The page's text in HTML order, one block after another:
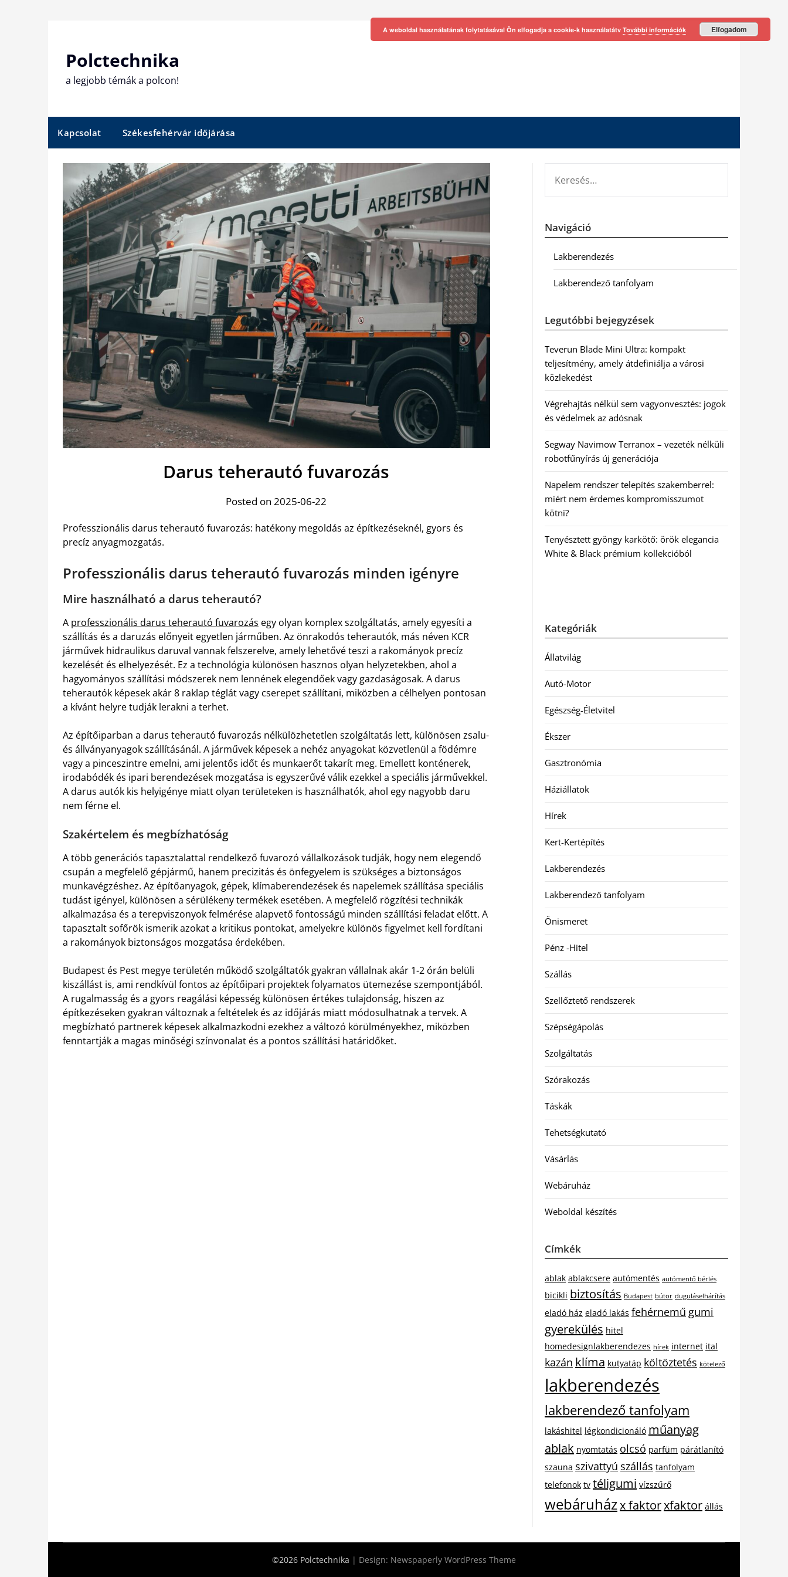
Polctechnika
a legjobb témák a polcon!
Kapcsolat Székesfehérvár időjárása
Darus teherautó fuvarozás
Posted on 2025-06-22
Professzionális darus teherautó fuvarozás: hatékony megoldás az építkezéseknél, gyors és
precíz anyagmozgatás.
Professzionális darus teherautó fuvarozás minden igényre
Mire használható a darus teherautó?
A professzionális darus teherautó fuvarozás egy olyan komplex szolgáltatás, amely egyesíti a
szállítás és a daruzás előnyeit egyetlen járműben. Az önrakodós teherautók, más néven KCR
járművek hidraulikus daruval vannak felszerelve, amely lehetővé teszi a rakományok precíz
kezelését és elhelyezését. Ez a technológia különösen hasznos olyan helyzetekben, ahol a
hagyományos szállítási módszerek nem lennének elegendőek vagy gazdaságosak. A darus
teherautók képesek akár 8 raklap téglát vagy cserepet szállítani, miközben a célhelyen pontosan
a kívánt helyre tudják lerakni a terhet.
Az építőiparban a darus teherautó fuvarozás nélkülözhetetlen szolgáltatás lett, különösen zsalu-
és állványanyagok szállításánál. A járművek képesek a nehéz anyagokat közvetlenül a födémre
vagy a pinceszintre emelni, ami jelentős időt és munkaerőt takarít meg. Emellett konténerek,
irodabódék és ipari berendezések mozgatása is egyszerűvé válik ezekkel a speciális járművekkel.
A darus autók kis helyigénye miatt olyan területeken is használhatók, ahol egy nagyobb daru
nem férne el.
Szakértelem és megbízhatóság
A több generációs tapasztalattal rendelkező fuvarozó vállalkozások tudják, hogy nem elegendő
csupán a megfelelő gépjármű, hanem precizitás és önfegyelem is szükséges a biztonságos
munkavégzéshez. Az építőanyagok, gépek, klímaberendezések és napelemek szállítása speciális
tudást igényel, különösen a sérülékeny termékek esetében. A megfelelő rögzítési technikák
alkalmazása és a terepviszonyok felmérése alapvető fontosságú minden szállítási feladat előtt. A
tapasztalt sofőrök ismerik azokat a kritikus pontokat, amelyekre különös figyelmet kell fordítani
a rakományok biztonságos mozgatása érdekében.
Budapest és Pest megye területén működő szolgáltatók gyakran vállalnak akár 1-2 órán belüli
kiszállást is, ami rendkívül fontos az építőipari projektek folyamatos ütemezése szempontjából.
A rugalmasság és a gyors reagálási képesség különösen értékes tulajdonság, hiszen az
építkezéseken gyakran változnak a feltételek és az időjárás miatt módosulhatnak a tervek. A
megbízható partnerek képesek alkalmazkodni ezekhez a változó körülményekhez, miközben
fenntartják a magas minőségi színvonalat és a pontos szállítási határidőket.
Navigáció
Lakberendezés
Lakberendező tanfolyam
Legutóbbi bejegyzések
Teverun Blade Mini Ultra: kompakt
teljesítmény, amely átdefiniálja a városi
közlekedést
Végrehajtás nélkül sem vagyonvesztés: jogok
és védelmek az adósnak
Segway Navimow Terranox – vezeték nélküli
robotfűnyírás új generációja
Napelem rendszer telepítés szakemberrel:
miért nem érdemes kompromisszumot
kötni?
Tenyésztett gyöngy karkötő: örök elegancia
White & Black prémium kollekcióból
Kategóriák
Állatvilág
Autó-Motor
Egészség-Életvitel
Ékszer
Gasztronómia
Háziállatok
Hírek
Kert-Kertépítés
Lakberendezés
Lakberendező tanfolyam
Önismeret
Pénz -Hitel
Szállás
Szellőztető rendszerek
Szépségápolás
Szolgáltatás
Szórakozás
Táskák
Tehetségkutató
Vásárlás
Webáruház
Weboldal készítés
Címkék
ablak ablakcsere autómentés autómentő bérlés
bicikli biztosítás Budapest bútor duguláselhárítás
eladó ház eladó lakás fehérnemű gumi
gyerekülés hitel
homedesignlakberendezes hírek internet ital
kazán klíma kutyatáp költöztetés kötelező
lakberendezés
lakberendező tanfolyam
lakáshitel légkondicionáló műanyag
ablak nyomtatás olcsó parfüm párátlanító
szauna szivattyú szállás tanfolyam
telefonok tv téligumi vízszűrő
webáruházx faktorxfaktor állás
©2026 Polctechnika | Design: Newspaperly WordPress Theme
A weboldal használatának folytatásával Ön elfogadja a cookie-k használatátv További információk Elfogadom